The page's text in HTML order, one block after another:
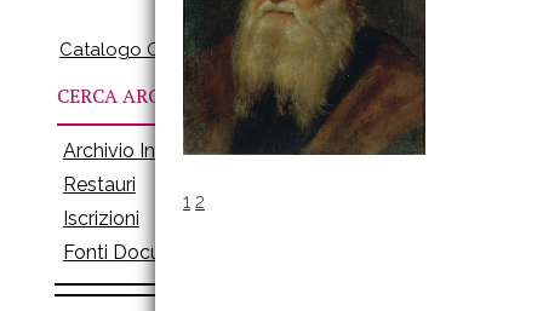
Catalogo Online
CERCA ARCHIVI
Archivio Inventari
Restauri
Iscrizioni
Fonti Documenti
1 2